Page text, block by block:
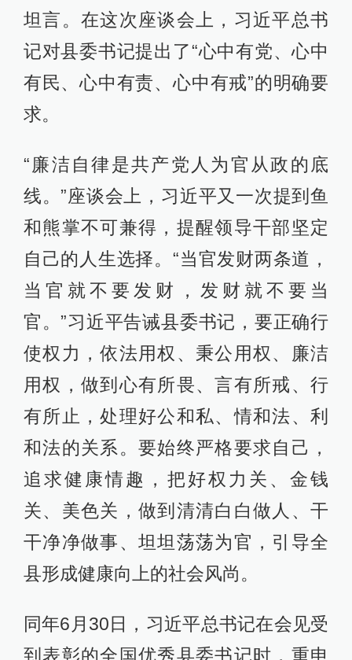
坦言。在这次座谈会上，习近平总书
记对县委书记提出了“心中有党、心中
有民、心中有责、心中有戒”的明确要
求。
“廉洁自律是共产党人为官从政的底
线。”座谈会上，习近平又一次提到鱼
和熊掌不可兼得，提醒领导干部坚定
自己的人生选择。“当官发财两条道，
当官就不要发财，发财就不要当
官。”习近平告诫县委书记，要正确行
使权力，依法用权、秉公用权、廉洁
用权，做到心有所畏、言有所戒、行
有所止，处理好公和私、情和法、利
和法的关系。要始终严格要求自己，
追求健康情趣，把好权力关、金钱
关、美色关，做到清清白白做人、干
干净净做事、坦坦荡荡为官，引导全
县形成健康向上的社会风尚。
同年6月30日，习近平总书记在会见受
到表彰的全国优秀县委书记时，重申